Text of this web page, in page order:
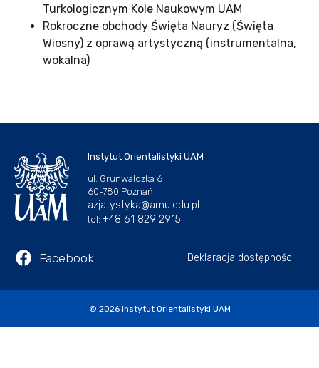
Turkologicznym Kole Naukowym UAM
Rokroczne obchody Święta Nauryz (Święta
Wiosny) z oprawą artystyczną (instrumentalna,
wokalna)
Instytut Orientalistyki UAM
ul. Grunwaldzka 6
60-780 Poznań
azjatystyka@amu.edu.pl
tel: +48 61 829 2915
Facebook Deklaracja dostępności
© 2026 Instytut Orientalistyki UAM